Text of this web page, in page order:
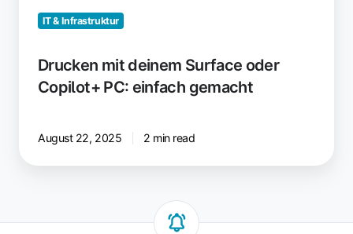
IT & Infrastruktur
Drucken mit deinem Surface oder
Copilot+ PC: einfach gemacht
August 22, 2025 2 min read